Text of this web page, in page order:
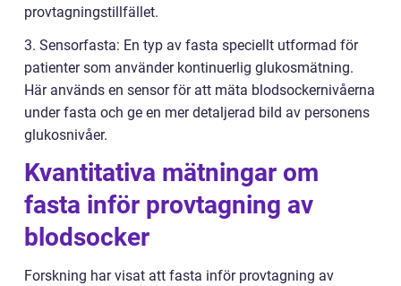
provtagningstillfället.
3. Sensorfasta: En typ av fasta speciellt utformad för
patienter som använder kontinuerlig glukosmätning.
Här används en sensor för att mäta blodsockernivåerna
under fasta och ge en mer detaljerad bild av personens
glukosnivåer.
Kvantitativa mätningar om
fasta inför provtagning av
blodsocker
Forskning har visat att fasta inför provtagning av